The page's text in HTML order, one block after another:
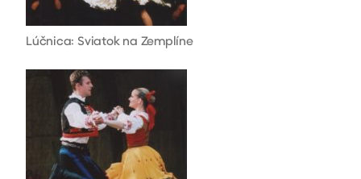
Lúčnica: Sviatok na Zemplíne